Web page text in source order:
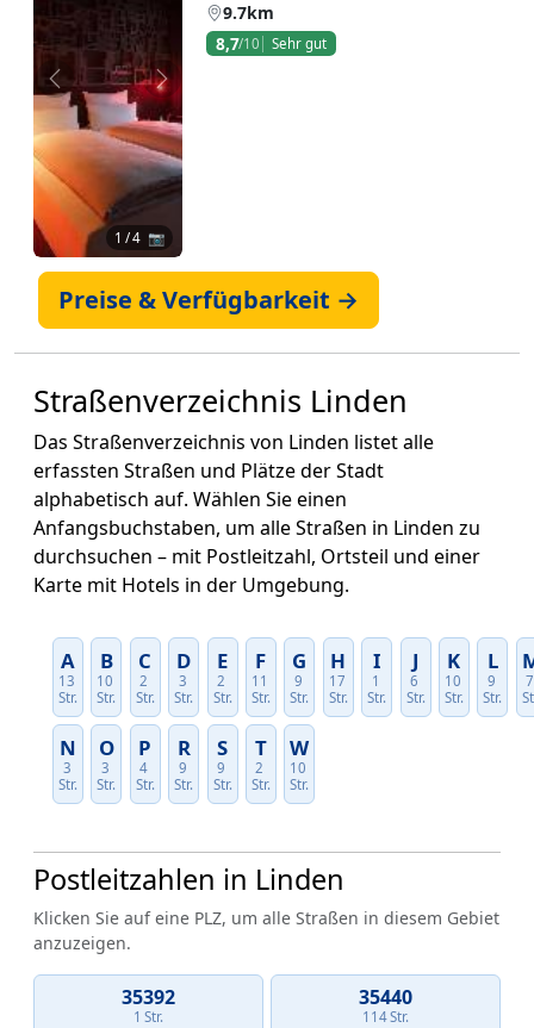
Zurück Weiter
1 / 4 📷
9.7km
8,7/10 Sehr gut
Preise & Verfügbarkeit →
Straßenverzeichnis Linden
Das Straßenverzeichnis von Linden listet alle
erfassten Straßen und Plätze der Stadt
alphabetisch auf. Wählen Sie einen
Anfangsbuchstaben, um alle Straßen in Linden zu
durchsuchen – mit Postleitzahl, Ortsteil und einer
Karte mit Hotels in der Umgebung.
A
13
Str.
B
10
Str.
C
2
Str.
D
3
Str.
E
2
Str.
F
11
Str.
G
9
Str.
H
17
Str.
I
1
Str.
J
6
Str.
K
10
Str.
L
9
Str.
N
3
Str.
O
3
Str.
P
4
Str.
R
9
Str.
S
9
Str.
T
2
Str.
W
10
Str.
Postleitzahlen in Linden
Klicken Sie auf eine PLZ, um alle Straßen in diesem Gebiet
anzuzeigen.
35392
1 Str.
35440
114 Str.